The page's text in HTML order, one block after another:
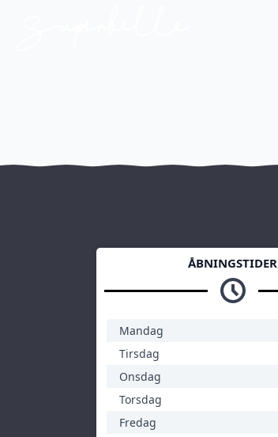
ÅBNINGSTIDER
Mandag
Tirsdag
Onsdag
Torsdag
Fredag